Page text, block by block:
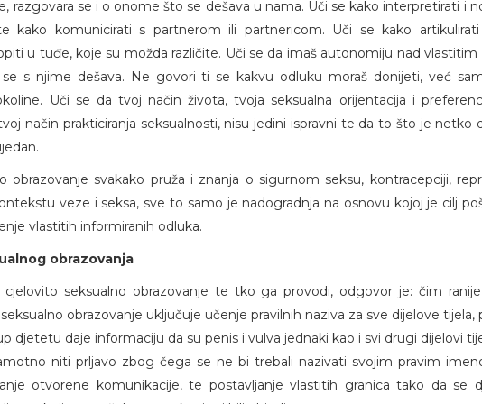
razgovara se i o onome što se dešava u nama. Uči se kako interpretirati i
kako komunicirati s partnerom ili partnericom. Uči se kako
u tuđe, koje su možda različite. Uči se da imaš autonomiju nad
s njime dešava. Ne govori ti se kakvu odluku moraš donijeti, već
Uči se da tvoj način života, tvoja seksualna orijentacija i
način prakticiranja seksualnosti, nisu jedini ispravni te da to što je netko
obrazovanje svakako pruža i znanja o sigurnom seksu, kontracepciji,
veze i seksa, sve to samo je nadogradnja na osnovu kojoj je cilj
vlastitih informiranih odluka.
obrazovanja
seksualno obrazovanje te tko ga provodi, odgovor je: čim
obrazovanje uključuje učenje pravilnih naziva za sve dijelove tijela,
djetetu daje informaciju da su penis i vulva jednaki kao i svi drugi dijelovi
niti prljavo zbog čega se ne bi trebali nazivati svojim pravim
otvorene komunikacije, te postavljanje vlastitih granica tako da se